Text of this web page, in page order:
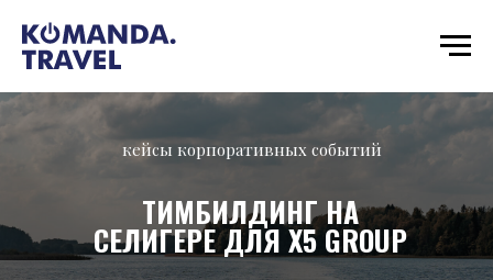
ТИМБИЛДИНГ НА
СЕЛИГЕРЕ ДЛЯ X5 GROUP
кейсы корпоративных событий